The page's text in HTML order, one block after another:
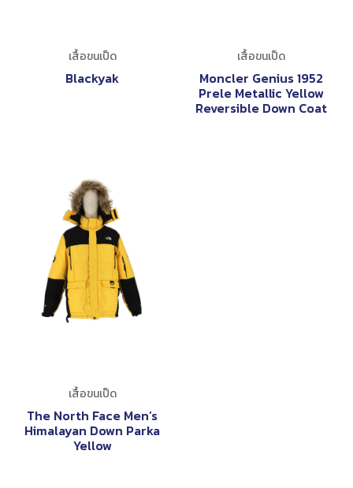
เสื้อขนเป็ด
Blackyak
เสื้อขนเป็ด
Moncler Genius 1952
Prele Metallic Yellow
Reversible Down Coat
เสื้อขนเป็ด
The North Face Men’s
Himalayan Down Parka
Yellow